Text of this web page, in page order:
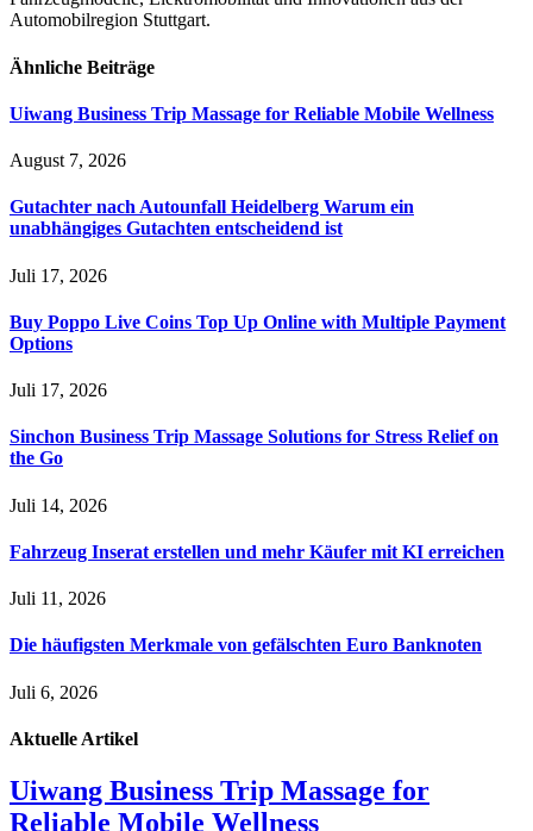
Automobilregion Stuttgart.
Ähnliche Beiträge
Uiwang Business Trip Massage for Reliable Mobile Wellness
August 7, 2026
Gutachter nach Autounfall Heidelberg Warum ein
unabhängiges Gutachten entscheidend ist
Juli 17, 2026
Buy Poppo Live Coins Top Up Online with Multiple Payment
Options
Juli 17, 2026
Sinchon Business Trip Massage Solutions for Stress Relief on
the Go
Juli 14, 2026
Fahrzeug Inserat erstellen und mehr Käufer mit KI erreichen
Juli 11, 2026
Die häufigsten Merkmale von gefälschten Euro Banknoten
Juli 6, 2026
Aktuelle Artikel
Uiwang Business Trip Massage for
Reliable Mobile Wellness